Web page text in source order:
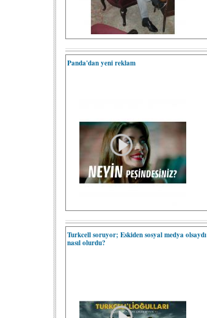
Panda'dan yeni reklam
Turkcell soruyor; Eskiden sosyal medya olsaydı
nasıl olurdu?